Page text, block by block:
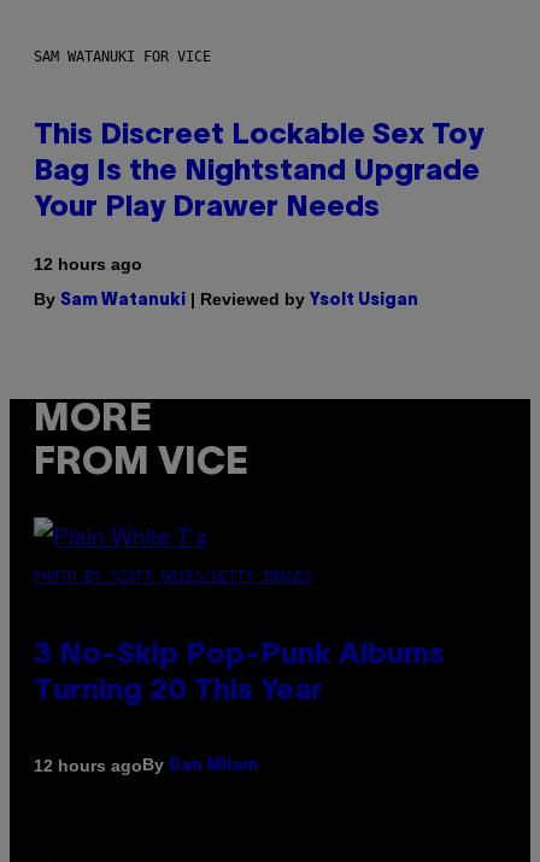
SAM WATANUKI FOR VICE
This Discreet Lockable Sex Toy
Bag Is the Nightstand Upgrade
Your Play Drawer Needs
12 hours ago
By Sam Watanuki | Reviewed by Ysolt Usigan
MORE
FROM VICE
PHOTO BY SCOTT GRIES/GETTY IMAGES
3 No-Skip Pop-Punk Albums
Turning 20 This Year
12 hours agoBy Dan Milam